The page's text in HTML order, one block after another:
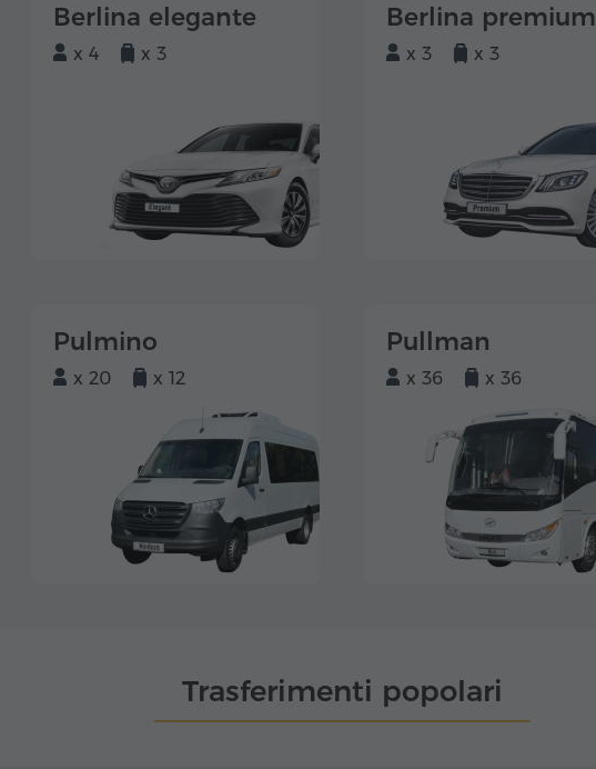
Berlina elegante
x 4 x 3
Berlina premium
x 3 x 3
Pulmino
x 20 x 12
Pullman
x 36 x 36
Trasferimenti popolari